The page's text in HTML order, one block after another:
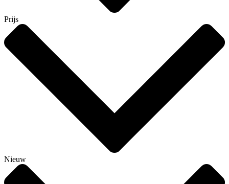
Prijs
Nieuw